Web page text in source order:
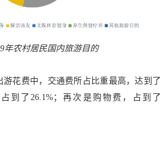
年农村居民国内旅游目的
游花费中，交通费所占比重最高，达到了
到了26.1%；再次是购物费，占到了